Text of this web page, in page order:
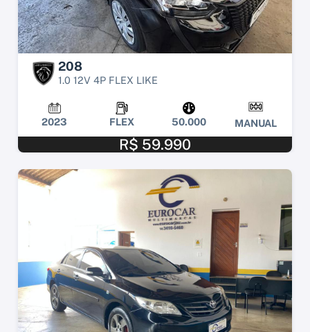
208
1.0 12V 4P FLEX LIKE
2023 FLEX 50.000 MANUAL
R$ 59.990